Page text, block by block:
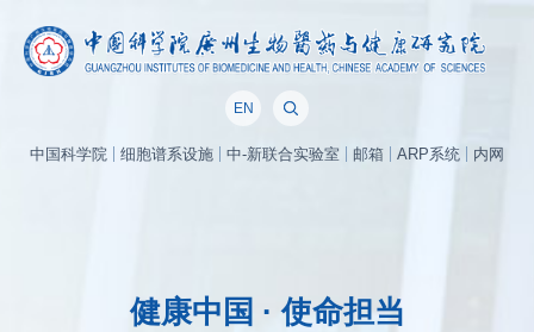
EN
中国科学院 细胞谱系设施 中-新联合实验室 邮箱 ARP系统 内网
健康中国 · 使命担当